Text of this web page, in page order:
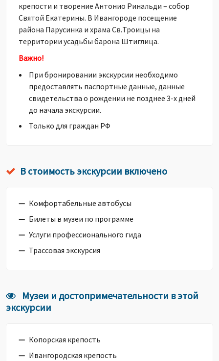
крепости и творение Антонио Ринальди – собор
Святой Екатерины. В Ивангороде посещение
района Парусинка и храма Св.Троицы на
территории усадьбы барона Штиглица.
Важно!
При бронировании экскурсии необходимо
предоставлять паспортные данные, данные
свидетельства о рождении не позднее 3-х дней
до начала экскурсии.
Только для граждан РФ
В стоимость экскурсии включено
Комфортабельные автобусы
Билеты в музеи по программе
Услуги профессионального гида
Трассовая экскурсия
Музеи и достопримечательности в этой
экскурсии
Копорская крепость
Ивангородская крепость